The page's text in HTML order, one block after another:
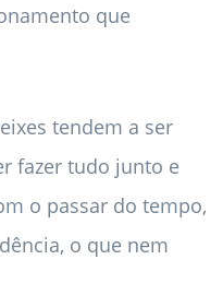
que
tendem a ser
fazer tudo junto e
o passar do tempo,
o que nem